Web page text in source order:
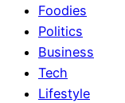
Foodies
Politics
Business
Tech
Lifestyle